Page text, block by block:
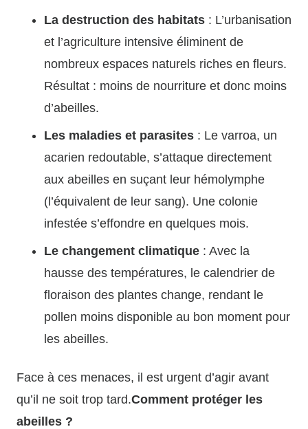
La destruction des habitats : L’urbanisation
et l’agriculture intensive éliminent de
nombreux espaces naturels riches en fleurs.
Résultat : moins de nourriture et donc moins
d’abeilles.
Les maladies et parasites : Le varroa, un
acarien redoutable, s’attaque directement
aux abeilles en suçant leur hémolymphe
(l’équivalent de leur sang). Une colonie
infestée s’effondre en quelques mois.
Le changement climatique : Avec la
hausse des températures, le calendrier de
floraison des plantes change, rendant le
pollen moins disponible au bon moment pour
les abeilles.
Face à ces menaces, il est urgent d’agir avant
qu’il ne soit trop tard.Comment protéger les
abeilles ?